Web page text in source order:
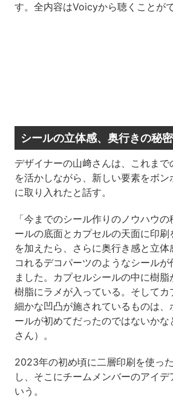
す。全内容はVoicyから聴くことがで
シールの立体感、奥行きの秘
デザイナーの山﨑さんは、これま
を活かしながら、新しい要素をボン
に取り入れたと話す。
「今までのシール作りのノウハウ
ールの底面とカプセルの天面に印刷
を加えたら、さらに奥行き感と立
コれるデコパーツのようなシールが
ました。カプセルシールの中に樹
樹脂にラメが入っている。そしてカ
細かな凹凸が施されているものは、
ールが初めてだったのではないか
さん）。
2023年の初め頃に二層印刷を使っ
し、そこにチームメンバーのアイデ
いう。